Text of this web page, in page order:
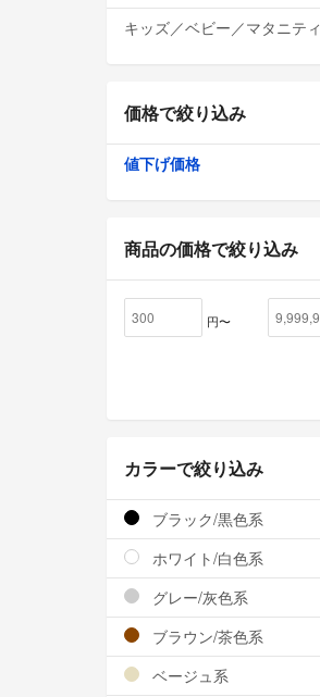
キッズ／ベビー／マタニティ
価格で絞り込み
値下げ価格
商品の価格で絞り込み
円〜
カラーで絞り込み
ブラック/黒色系
ホワイト/白色系
グレー/灰色系
ブラウン/茶色系
ベージュ系